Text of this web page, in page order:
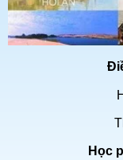
Học